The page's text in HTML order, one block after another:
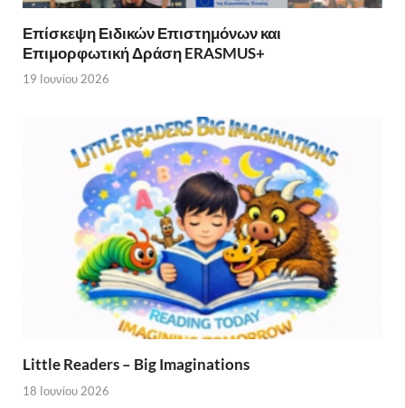
Επίσκεψη Ειδικών Επιστημόνων και
Επιμορφωτική Δράση ERASMUS+
19 Ιουνίου 2026
Little Readers – Big Imaginations
18 Ιουνίου 2026